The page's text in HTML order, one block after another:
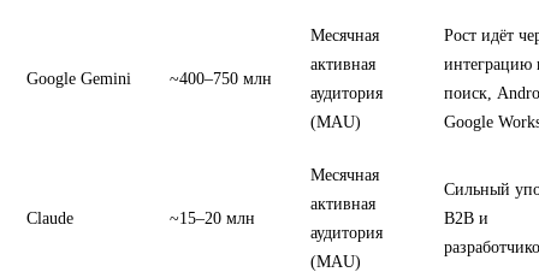
Google Gemini ~400–750 млн
Месячная
активная
аудитория
(MAU)
Рост идёт
интеграцию
поиск,
Google
Claude ~15–20 млн
Месячная
активная
аудитория
(MAU)
Сильный
B2B и